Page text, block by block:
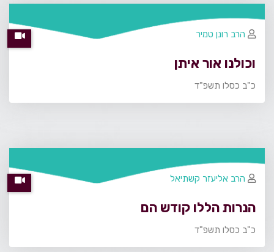
וכולנו אור איתן
כ"ב כסלו תשפ"ד
הרב רונן טמיר
הנרות הללו קודש הם
כ"ב כסלו תשפ"ד
הרב אליעזר קשתיאל